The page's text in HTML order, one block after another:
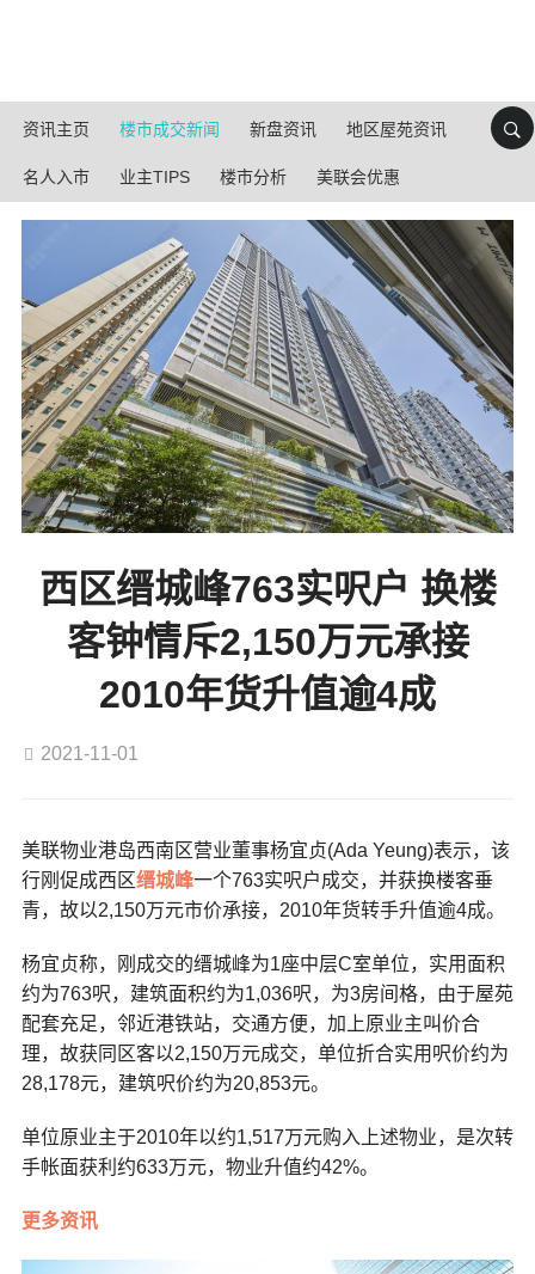
资讯主页 楼市成交新闻 新盘资讯 地区屋苑资讯
名人入市 业主TIPS 楼市分析 美联会优惠
西区缙城峰763实呎户 换楼
客钟情斥2,150万元承接
2010年货升值逾4成
2021-11-01
美联物业港岛西南区营业董事杨宜贞(Ada Yeung)表示，该
行刚促成西区缙城峰一个763实呎户成交，并获换楼客垂
青，故以2,150万元市价承接，2010年货转手升值逾4成。
杨宜贞称，刚成交的缙城峰为1座中层C室单位，实用面积
约为763呎，建筑面积约为1,036呎，为3房间格，由于屋苑
配套充足，邻近港铁站，交通方便，加上原业主叫价合
理，故获同区客以2,150万元成交，单位折合实用呎价约为
28,178元，建筑呎价约为20,853元。
单位原业主于2010年以约1,517万元购入上述物业，是次转
手帐面获利约633万元，物业升值约42%。
更多资讯